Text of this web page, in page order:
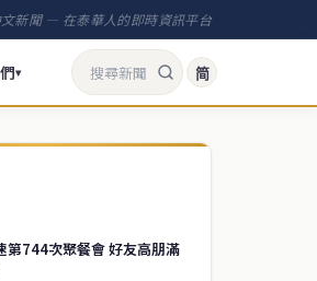
新聞 — 在泰華人的即時資訊平台
▾ 简
第744次聚餐會 好友高朋滿